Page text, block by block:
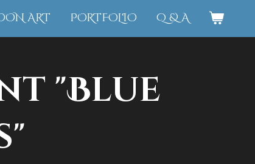
ART PORTFOLIO Q & A
"Blue